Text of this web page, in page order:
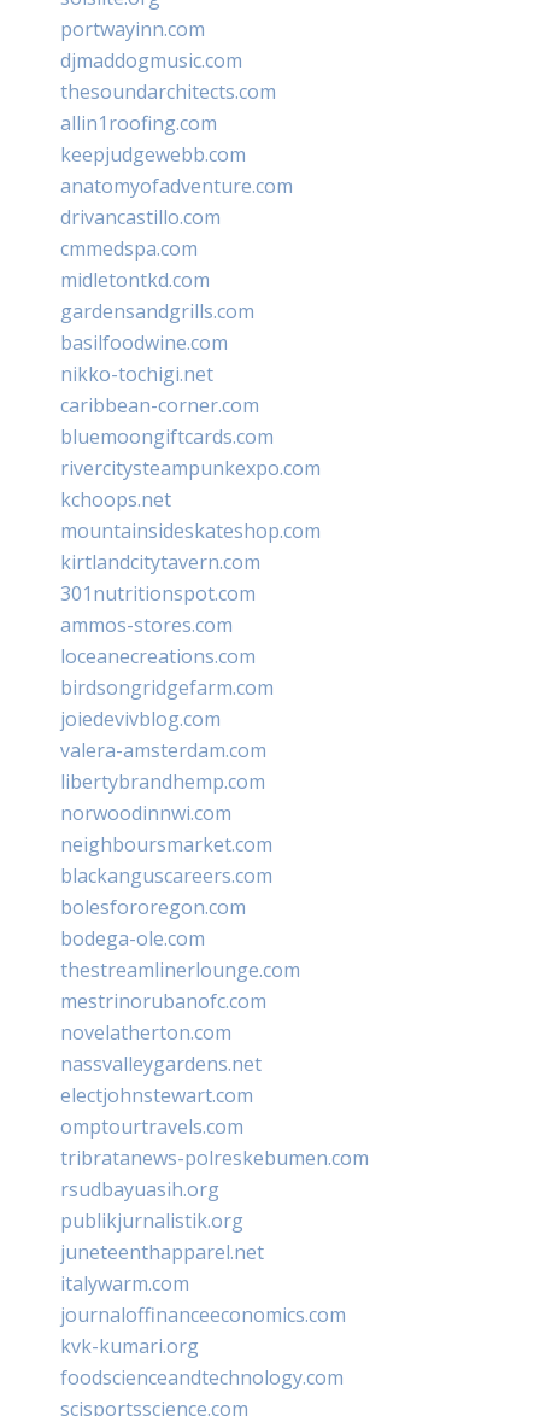
portwayinn.com
djmaddogmusic.com
thesoundarchitects.com
allin1roofing.com
keepjudgewebb.com
anatomyofadventure.com
drivancastillo.com
cmmedspa.com
midletontkd.com
gardensandgrills.com
basilfoodwine.com
nikko-tochigi.net
caribbean-corner.com
bluemoongiftcards.com
rivercitysteampunkexpo.com
kchoops.net
mountainsideskateshop.com
kirtlandcitytavern.com
301nutritionspot.com
ammos-stores.com
loceanecreations.com
birdsongridgefarm.com
joiedevivblog.com
valera-amsterdam.com
libertybrandhemp.com
norwoodinnwi.com
neighboursmarket.com
blackanguscareers.com
bolesfororegon.com
bodega-ole.com
thestreamlinerlounge.com
mestrinorubanofc.com
novelatherton.com
nassvalleygardens.net
electjohnstewart.com
omptourtravels.com
tribratanews-polreskebumen.com
rsudbayuasih.org
publikjurnalistik.org
juneteenthapparel.net
italywarm.com
journaloffinanceeconomics.com
kvk-kumari.org
foodscienceandtechnology.com
scisportsscience.com